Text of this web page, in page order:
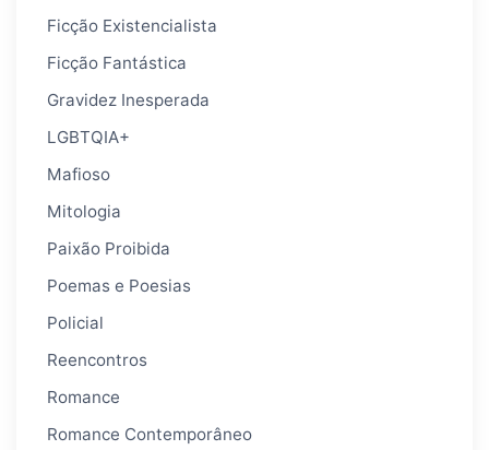
Ficção Existencialista
Ficção Fantástica
Gravidez Inesperada
LGBTQIA+
Mafioso
Mitologia
Paixão Proibida
Poemas e Poesias
Policial
Reencontros
Romance
Romance Contemporâneo